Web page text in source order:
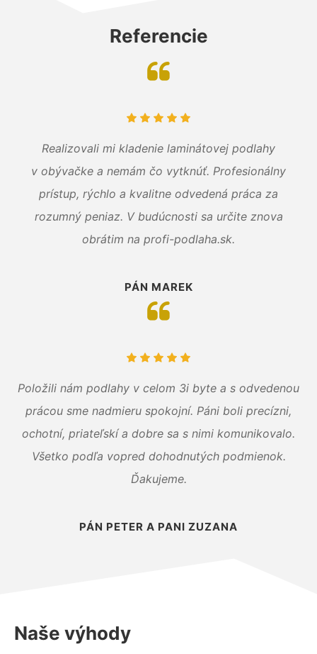
Referencie
Realizovali mi kladenie laminátovej podlahy
v obývačke a nemám čo vytknúť. Profesionálny
prístup, rýchlo a kvalitne odvedená práca za
rozumný peniaz. V budúcnosti sa určite znova
obrátim na profi-podlaha.sk.
PÁN MAREK
Položili nám podlahy v celom 3i byte a s odvedenou
prácou sme nadmieru spokojní. Páni boli precízni,
ochotní, priateľskí a dobre sa s nimi komunikovalo.
Všetko podľa vopred dohodnutých podmienok.
Ďakujeme.
PÁN PETER A PANI ZUZANA
Naše výhody